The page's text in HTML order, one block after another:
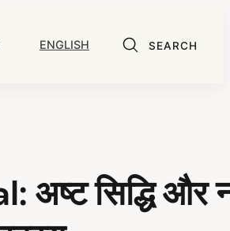
ENGLISH SEARCH
सिद्धि और